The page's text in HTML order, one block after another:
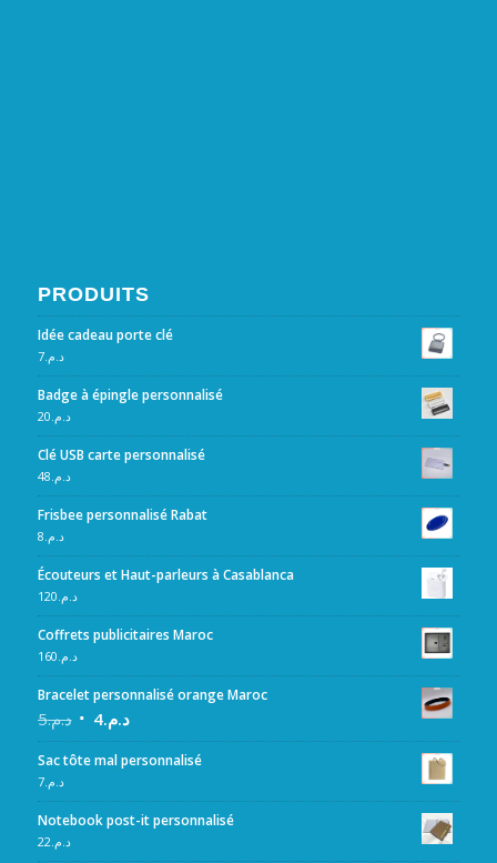
PRODUITS
Idée cadeau porte clé
د.م.7
Badge à épingle personnalisé
د.م.20
Clé USB carte personnalisé
د.م.48
Frisbee personnalisé Rabat
د.م.8
Écouteurs et Haut-parleurs à Casablanca
د.م.120
Coffrets publicitaires Maroc
د.م.160
Bracelet personnalisé orange Maroc
د.م.5 د.م.4
Sac tôte mal personnalisé
د.م.7
Notebook post-it personnalisé
د.م.22